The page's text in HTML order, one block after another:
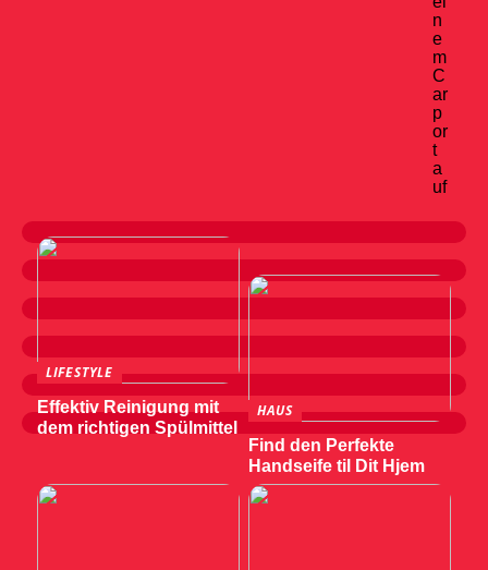
n
e
m
C
ar
p
or
t
a
uf
LIFESTYLE
Effektiv Reinigung mit
dem richtigen Spülmittel
HAUS
Find den Perfekte
Handseife til Dit Hjem